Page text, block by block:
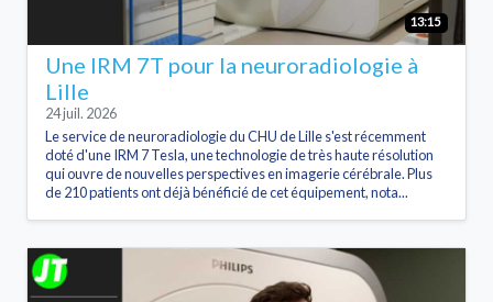
13:15
Une IRM 7T pour la neuroradiologie à
Lille
24 juil. 2026
Le service de neuroradiologie du CHU de Lille s'est récemment
doté d'une IRM 7 Tesla, une technologie de très haute résolution
qui ouvre de nouvelles perspectives en imagerie cérébrale. Plus
de 210 patients ont déjà bénéficié de cet équipement, nota...